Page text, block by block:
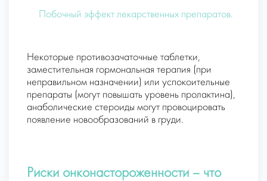
Побочный эффект лекарственных препаратов.
Некоторые противозачаточные таблетки,
заместительная гормональная терапия (при
неправильном назначении) или успокоительные
препараты (могут повышать уровень пролактина),
анаболические стероиды могут провоцировать
появление новообразований в груди.
Риски онконастороженности – что